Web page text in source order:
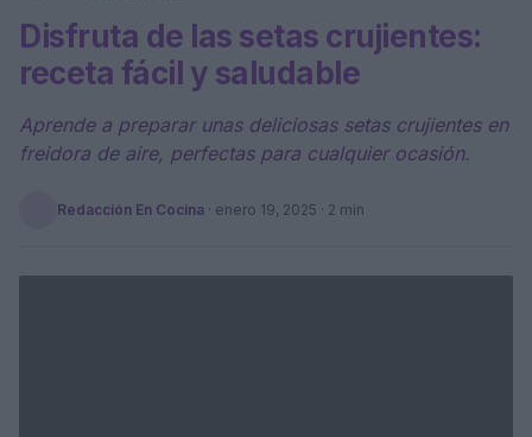
Disfruta de las setas crujientes:
receta fácil y saludable
Aprende a preparar unas deliciosas setas crujientes en
freidora de aire, perfectas para cualquier ocasión.
Redacción En Cocina · enero 19, 2025 · 2 min